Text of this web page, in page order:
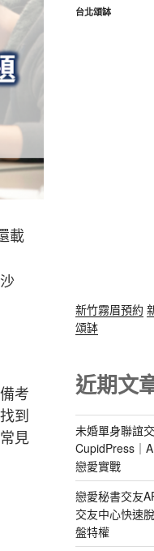
載
考
到
見
台北頌缽
新竹霧眉預約
頌缽
近期文
未婚單身聯誼
CupidPress｜
戀愛實戰
戀愛秘書交友
交友中心快速
盤特權